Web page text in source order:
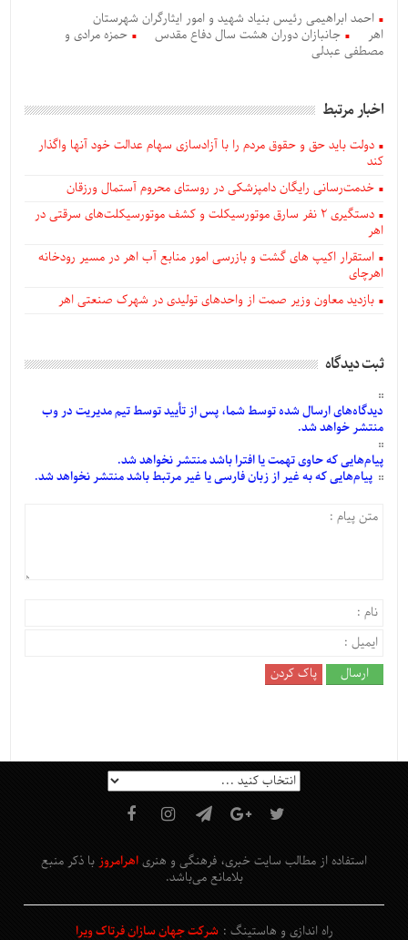
احمد ابراهیمی رئیس بنیاد شهید و امور ایثارگران شهرستان
اهر
جانبازان دوران هشت سال دفاع مقدس
حمزه مرادی و
مصطفی عبدلی
اخبار مرتبط
دولت باید حق و حقوق مردم را با آزادسازی سهام عدالت خود آنها واگذار
کند
خدمت‌رسانی رایگان دامپزشکی در روستای محروم آستمال ورزقان
دستگيری ۲ نفر سارق موتورسیکلت و کشف موتورسیکلت‌های سرقتی در
اهر
استقرار اکیپ های گشت و بازرسی امور منابع آب اهر در مسیر رودخانه
اهرچای
بازدید معاون وزیر صمت از واحدهای تولیدی در شهرک صنعتی اهر
ثبت دیدگاه
دیدگاه‌هایارسالشدهتوسط شما، پس ازتأییدتوسط تیم مدیریت در وب
منتشر خواهد شد.
پیام‌هاییکه حاوی تهمت یا افترا باشد منتشر نخواهد شد.
پیام‌هاییکه به غیر از زبان فارسی یا غیر مرتبط باشد منتشر نخواهد شد.
استفاده از مطالب سایت خبری، فرهنگی و هنری اهرامروز با ذکر منبع
بلامانع می‌باشد.
راه اندازی و هاستینگ :شرکت جهان سازان فرتاک ویرا